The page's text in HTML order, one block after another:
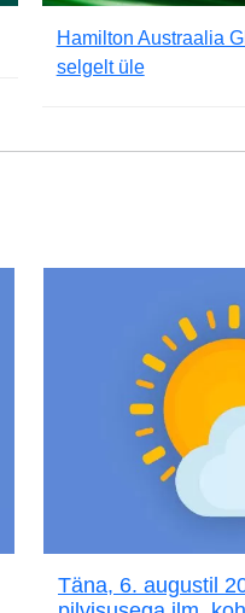
Hamilton Austraalia
selgelt üle
Täna, 6. augustil